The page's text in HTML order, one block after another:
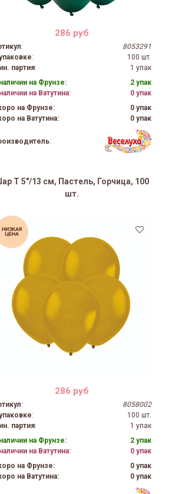
286 руб
:
8053291
:
100 шт.
партия:
1 упак
на Фрунзе:
2 упак
на Ватутина:
0 упак
на Фрунзе:
0 упак
на Ватутина:
0 упак
:
Т 5"/13 см, Пастель, Горчица, 100
шт.
286 руб
:
8058002
:
100 шт.
партия:
1 упак
на Фрунзе:
2 упак
на Ватутина:
0 упак
на Фрунзе:
0 упак
на Ватутина:
0 упак